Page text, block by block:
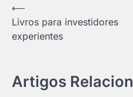
Navegação
de
Post
⟵
Livros para investidores
experientes
Artigos